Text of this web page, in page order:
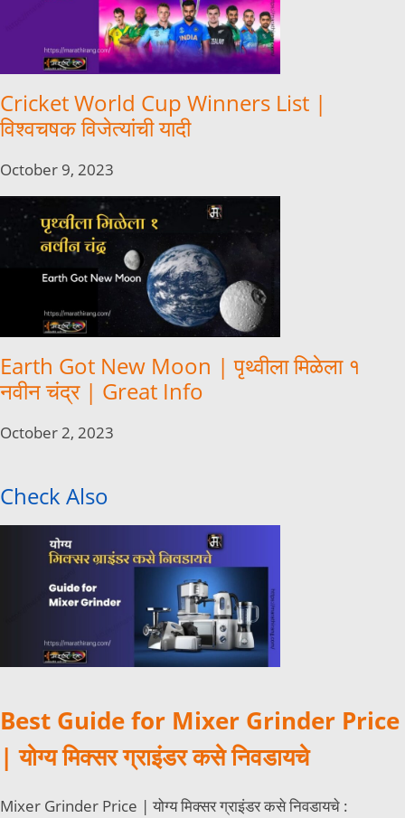
Cricket World Cup Winners List |
विश्वचषक विजेत्यांची यादी
October 9, 2023
Earth Got New Moon | पृथ्वीला मिळेला १
नवीन चंद्र | Great Info
October 2, 2023
Check Also
Best Guide for Mixer Grinder Price
| योग्य मिक्सर ग्राइंडर कसे निवडायचे
Mixer Grinder Price | योग्य मिक्सर ग्राइंडर कसे निवडायचे :